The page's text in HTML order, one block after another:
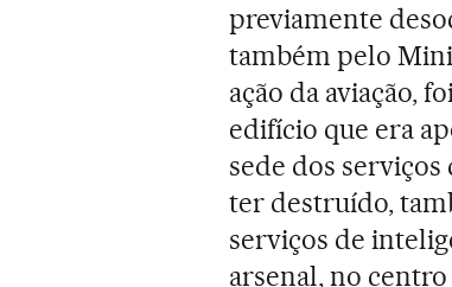
previamente
também pelo
ação da aviação,
edifício que era
sede dos
ter destruído,
serviços de
arsenal, no